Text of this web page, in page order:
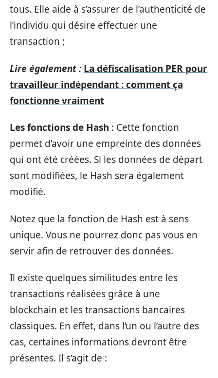
tous. Elle aide à s’assurer de l’authenticité de
l’individu qui désire effectuer une
transaction ;
Lire également : La défiscalisation PER pour
travailleur indépendant : comment ça
fonctionne vraiment
Les fonctions de Hash : Cette fonction
permet d’avoir une empreinte des données
qui ont été créées. Si les données de départ
sont modifiées, le Hash sera également
modifié.
Notez que la fonction de Hash est à sens
unique. Vous ne pourrez donc pas vous en
servir afin de retrouver des données.
Il existe quelques similitudes entre les
transactions réalisées grâce à une
blockchain et les transactions bancaires
classiques. En effet, dans l’un ou l’autre des
cas, certaines informations devront être
présentes. Il s’agit de :